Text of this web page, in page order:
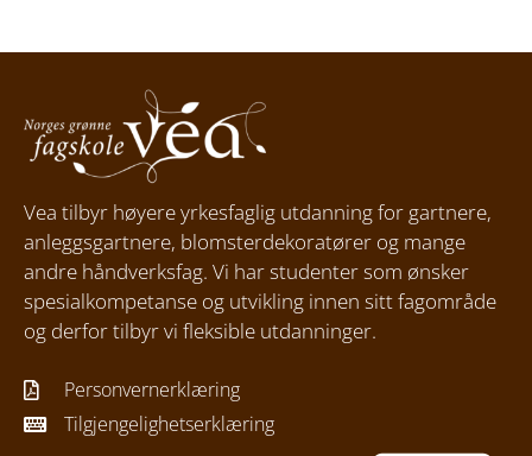
Vea tilbyr høyere yrkesfaglig utdanning for gartnere,
anleggsgartnere, blomsterdekoratører og mange
andre håndverksfag. Vi har studenter som ønsker
spesialkompetanse og utvikling innen sitt fagområde
og derfor tilbyr vi fleksible utdanninger.
Personvernerklæring
Tilgjengelighetserklæring